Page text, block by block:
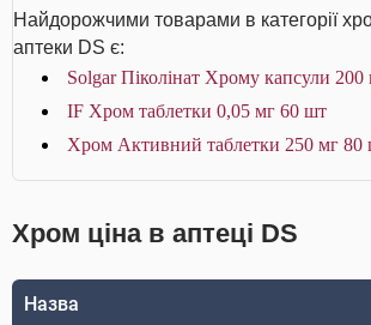
Найдорожчими товарами в категорії
аптеки DS є:
Solgar Піколінат Хрому капсули
IF Хром таблетки 0,05 мг 60 шт
Хром Активний таблетки 250 мг 80
Хром ціна в аптеці DS
Назва